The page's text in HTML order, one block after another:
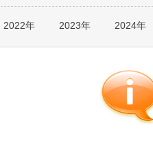
2022年 2023年 2024年